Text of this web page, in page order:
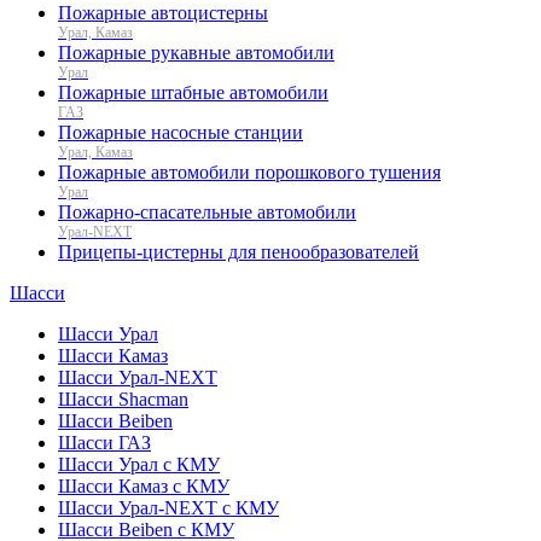
Пожарные автоцистерны
Урал, Камаз
Пожарные рукавные автомобили
Урал
Пожарные штабные автомобили
ГАЗ
Пожарные насосные станции
Урал, Камаз
Пожарные автомобили порошкового тушения
Урал
Пожарно-спасательные автомобили
Урал-NEXT
Прицепы-цистерны для пенообразователей
Шасси
Шасси Урал
Шасси Камаз
Шасси Урал-NEXT
Шасси Shacman
Шасси Beiben
Шасси ГАЗ
Шасси Урал с КМУ
Шасси Камаз с КМУ
Шасси Урал-NEXT с КМУ
Шасси Beiben с КМУ